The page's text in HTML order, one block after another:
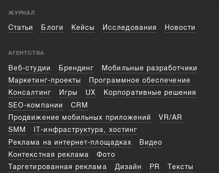
ЖУРНАЛ
Статьи Блоги Кейсы Исследования Новости
АГЕНТСТВА
Веб-студии Брендинг
Мобильные разработчики
Маркетинг-проекты
Программное обеспечение
Консалтинг
Игры UX
Корпоративные решения
SEO-компании
CRM
Продвижение мобильных приложений
VR/AR
SMM
IT-инфраструктура, хостинг
Реклама на интернет-площадках
Видео
Контекстная реклама
Фото
Таргетированная реклама
Дизайн PR
Тексты